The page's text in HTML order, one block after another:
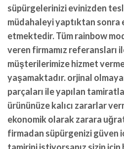
süpürgelerinizi evinizden
müdahaleyi yaptıktan sonra
etmektedir. Tüm rainbow
veren firmamız referansları
müşterilerimize hizmet
yaşamaktadır. orjinal
parçaları ile yapılan
ürününüze kalıcı zararlar
ekonomik olarak zarara
firmadan süpürgenizi güven